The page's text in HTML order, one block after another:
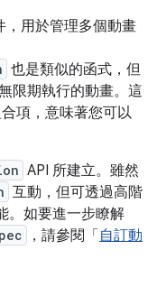
，用於管理多個動畫
也是類似的函式，但
限期執行的動畫。這
項，意味著您可以
API 所建立。雖然
互動，但可透過高階
。如要進一步瞭解
，請參閱「 自訂動